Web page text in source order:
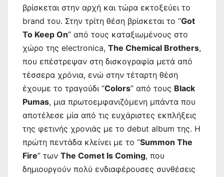
βρίσκεται στην αρχή και τώρα εκτοξεύει το
brand του. Στην τρίτη θέση βρίσκεται το “Got
To Keep On” από τους καταξιωμένους στο
χώρο της electronica, The Chemical Brothers,
που επέστρεψαν στη δισκογραφία μετά από
τέσσερα χρόνια, ενώ στην τέταρτη θέση
έχουμε το τραγούδι “Colors” από τους Black
Pumas, μια πρωτοεμφανιζόμενη μπάντα που
αποτέλεσε μία από τις ευχάριστες εκπλήξεις
της φετινής χρονιάς με το debut album της. Η
πρώτη πεντάδα κλείνει με το “Summon The
Fire” των The Comet Is Coming, που
δημιουργούν πολύ ενδιαφέρουσες συνθέσεις